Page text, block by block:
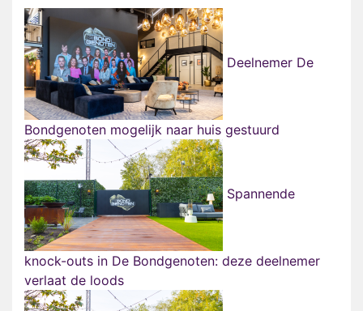
Deelnemer De
Bondgenoten mogelijk naar huis gestuurd
Spannende
knock-outs in De Bondgenoten: deze deelnemer
verlaat de loods